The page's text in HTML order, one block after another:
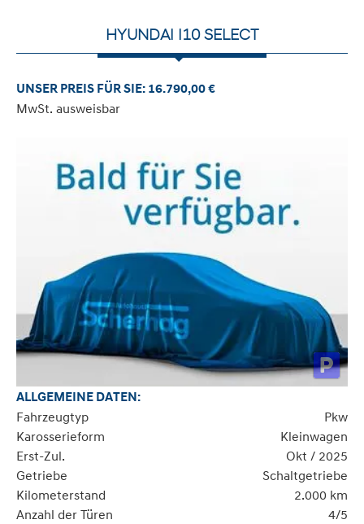
HYUNDAI I10 SELECT
UNSER PREIS FÜR SIE: 16.790,00 €
MwSt. ausweisbar
ALLGEMEINE DATEN:
Fahrzeugtyp
Pkw
Karosserieform
Kleinwagen
Erst-Zul.
Okt / 2025
Getriebe
Schaltgetriebe
Kilometerstand
2.000 km
Anzahl der Türen
4/5